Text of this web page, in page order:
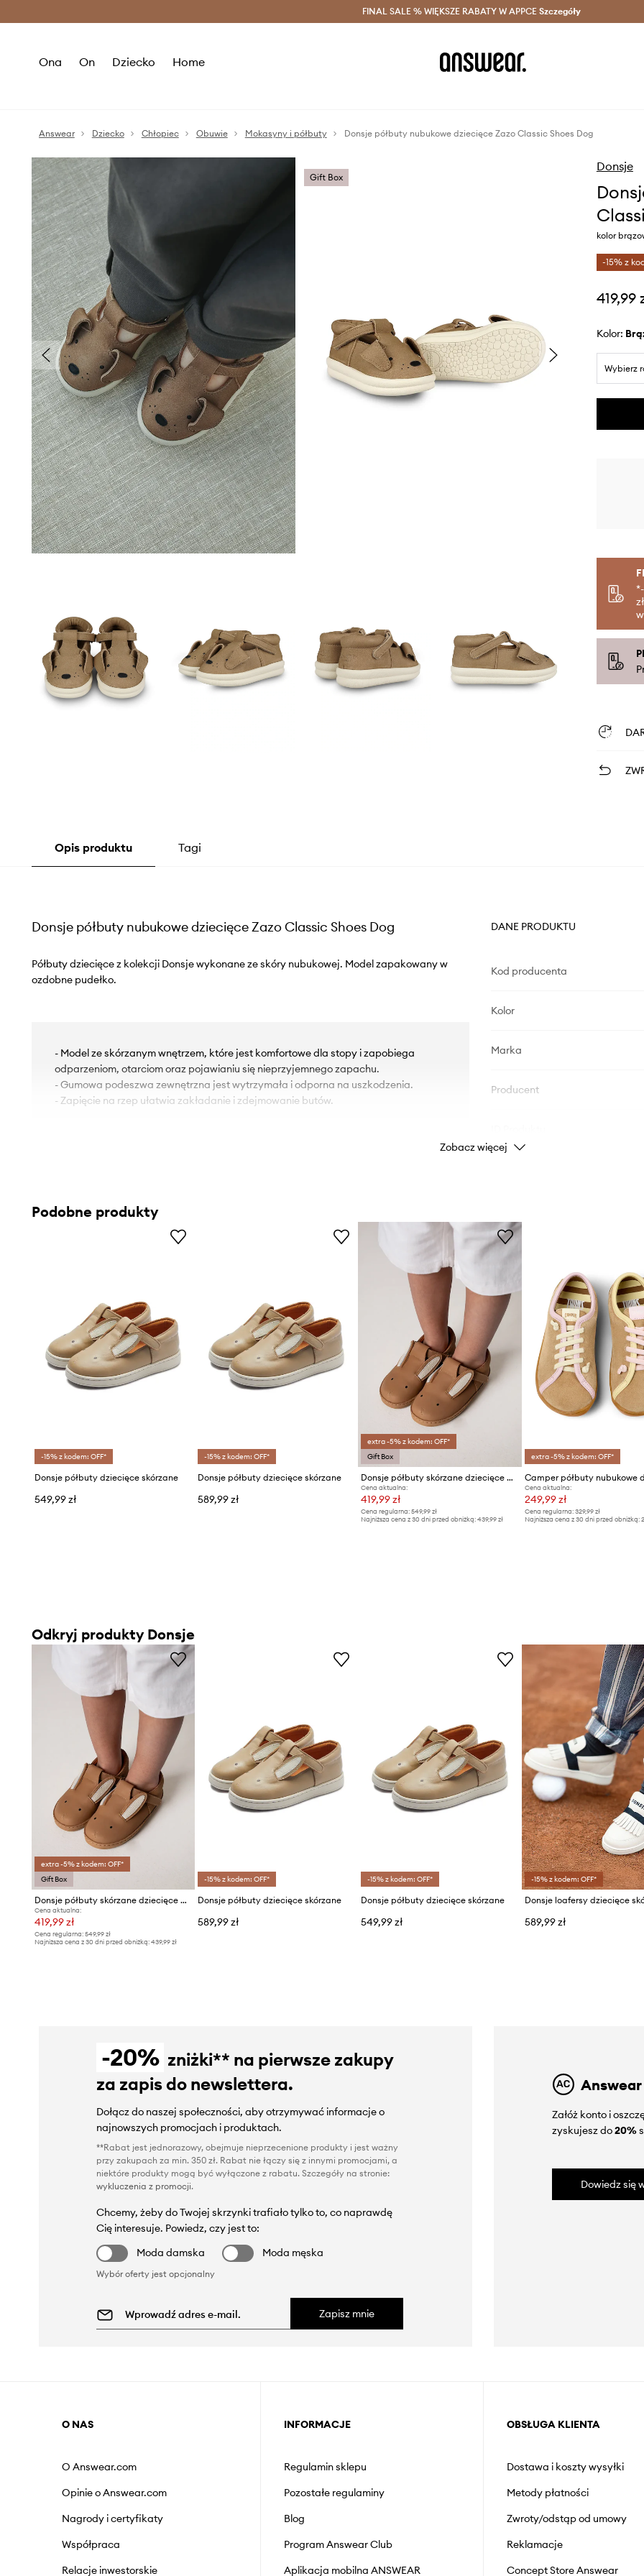
Oszczędzaj z Answear Club > Dostawa nawet w 24h >
FINAL SALE % WIĘKSZE RABATY W APPCE Szczegóły
Ona On Dziecko Home
Answear Dziecko Chłopiec Obuwie Mokasyny i półbuty Donsje półbuty nubukowe dziecięce Zazo Classic Shoes Dog
Gift Box
Donsje
kolor
-15% z
419,99
Kolor:
Wybierz
Opis produktu Tagi
Donsje półbuty nubukowe dziecięce Zazo Classic Shoes Dog
Półbuty dziecięce z kolekcji Donsje wykonane ze skóry nubukowej. Model zapakowany w
ozdobne pudełko.
- Model ze skórzanym wnętrzem, które jest komfortowe dla stopy i zapobiega
odparzeniom, otarciom oraz pojawianiu się nieprzyjemnego zapachu.
- Gumowa podeszwa zewnętrzna jest wytrzymała i odporna na uszkodzenia.
- Zapięcie na rzep ułatwia zakładanie i zdejmowanie butów.
DANE PRODUKTU
Kod producenta
Kolor
Marka
Producent
Zobacz więcej
Podobne produkty
-15% z kodem: OFF*
Donsje półbuty dziecięce skórzane
549,99 zł
-15% z kodem: OFF*
Donsje półbuty dziecięce skórzane
589,99 zł
extra -5% z kodem: OFF*
Gift Box
Donsje półbuty skórzane dziecięce Xan Classic Shoes Bunny
Cena aktualna:
419,99 zł
Cena regularna: 549,99 zł
Najniższa cena z 30 dni przed obniżką: 439,99 zł
extra -5% z kodem: OFF*
Cena aktualna:
249,99 zł
Cena regularna: 329,99 zł
Najniższa cena z 30 dni przed obniżką:
Odkryj produkty Donsje
extra -5% z kodem: OFF*
Gift Box
Donsje półbuty skórzane dziecięce Xan Classic Shoes Bunny
Cena aktualna:
419,99 zł
Cena regularna: 549,99 zł
Najniższa cena z 30 dni przed obniżką: 439,99 zł
-15% z kodem: OFF*
Donsje półbuty dziecięce skórzane
589,99 zł
-15% z kodem: OFF*
Donsje półbuty dziecięce skórzane
549,99 zł
-15% z kodem: OFF*
Donsje loafersy dziecięce
589,99 zł
-20% zniżki** na pierwsze zakupy
za zapis do newslettera.
Dołącz do naszej społeczności, aby otrzymywać informacje o
najnowszych promocjach i produktach.
**Rabat jest jednorazowy, obejmuje nieprzecenione produkty i jest ważny
przy zakupach za min. 350 zł. Rabat nie łączy się z innymi promocjami, a
niektóre produkty mogą być wyłączone z rabatu. Szczegóły na stronie:
wykluczenia z promocji.
Chcemy, żeby do Twojej skrzynki trafiało tylko to, co naprawdę
Cię interesuje. Powiedz, czy jest to:
Moda damska
Moda męska
Wybór oferty jest opcjonalny
Zapisz mnie
Załóż konto i
zyskujesz do20%
Dowiedz się
O NAS
O Answear.com
Opinie o Answear.com
Nagrody i certyfikaty
Współpraca
Relacje inwestorskie
INFORMACJE
Regulamin sklepu
Pozostałe regulaminy
Blog
Program Answear Club
Aplikacja mobilna ANSWEAR
OBSŁUGA KLIENTA
Dostawa i koszty wysyłki
Metody płatności
Zwroty/odstąp od umowy
Reklamacje
Concept Store Answear